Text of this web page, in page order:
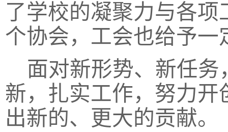
了学校的凝聚力与各
个协会，工会也给予
面对新形势、新任
新，扎实工作，努力
出新的、更大的贡献。